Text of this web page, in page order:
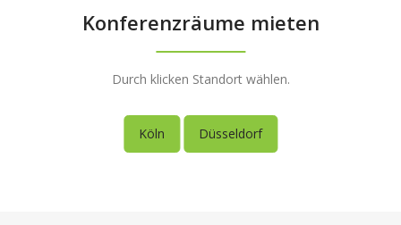
Konferenzräume mieten
Durch klicken Standort wählen.
Köln Düsseldorf